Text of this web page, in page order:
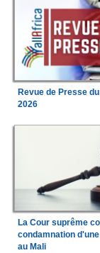
Revue de Presse
2026
La Cour suprême
condamnation
au Mali